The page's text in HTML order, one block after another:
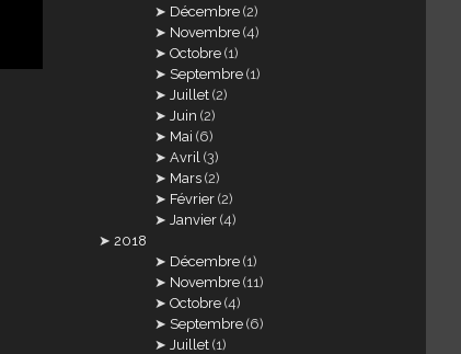
Décembre (2)
Novembre (4)
Octobre (1)
Septembre (1)
Juillet (2)
Juin (2)
Mai (6)
Avril (3)
Mars (2)
Février (2)
Janvier (4)
2018
Décembre (1)
Novembre (11)
Octobre (4)
Septembre (6)
Juillet (1)